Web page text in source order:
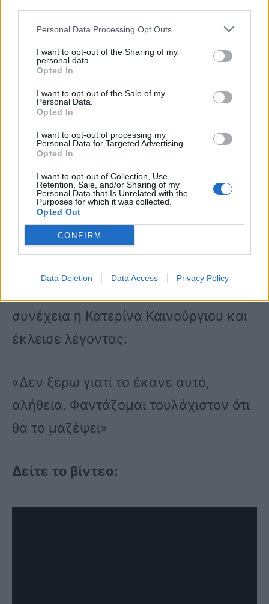
Personal Data Processing Opt Outs
I want to opt-out of the Sharing of my
personal data.
Opted In
I want to opt-out of the Sale of my
Personal Data.
Opted In
I want to opt-out of processing my
Personal Data for Targeted Advertising.
Opted In
I want to opt-out of Collection, Use,
Retention, Sale, and/or Sharing of my
Personal Data that Is Unrelated with the
Purposes for which it was collected.
Opted Out
CONFIRM
Data Deletion Data Access Privacy Policy
Όλα αυτά άκυρα», τόνισε η
παρουσιάστρια.
«Προσωπικά δεδομένα, τα οποία
ξαφνικά βγήκαν σε όλα τα γραφεία,
που δεν αφορούν κανέναν. Νομίζω
ότι ούτε στον κύριο Κούγια θα άρεσε
προσωπικά δεδομένα που θα
αφορούσαν στο διαζύγιό του, που θα
εμπλέκονταν μέσα πρώην, παιδιά… να
συνέχεια η Κατερίνα Καινούργιου και
έκλεισε λέγοντας:
«Δεν ξέρω γιατί το έκανε αυτό,
αλήθεια. Φαντάζομαι τουλάχιστον ότι
θα το μαζέψει»
Δείτε το βίντεο: